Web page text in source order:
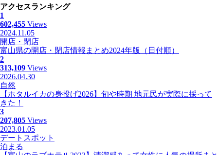
アクセスランキング
1
602,455 Views
2024.11.05
開店・閉店
富山県の開店・閉店情報まとめ2024年版（日付順）
2
313,109 Views
2026.04.30
自然
【ホタルイカの身投げ2026】旬や時期 地元民が実際に採って
きた！
3
207,805 Views
2023.01.05
デートスポット
泊まる